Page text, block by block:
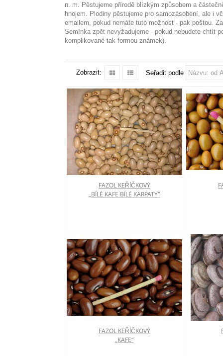
n. m. Pěstujeme přírodě blízkým způsobem a
hnojem. Plodiny pěstujeme pro samozásobení, ale i
emailem, pokud nemáte tuto možnost - pak poštou.
Semínka zpět nevyžadujeme - pokud nebudete chtít
komplikované tak formou známek).
Zobrazit: Seřadit podle
FAZOL KEŘÍČKOVÝ
„BÍLÉ KAFE BÍLÉ KARPATY“
FAZOL KEŘÍČKOVÝ
„KAFE“